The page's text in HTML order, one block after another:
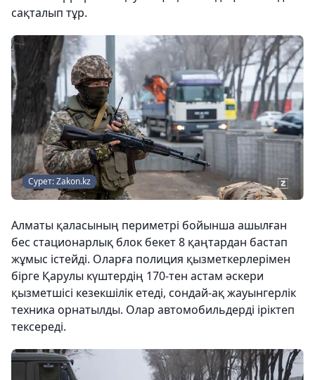
сақталып тұр.
Сурет: Zakon.kz
Алматы қаласының периметрі бойынша ашылған
бес стационарлық блок бекет 8 қаңтардан бастап
жұмыс істейді. Оларға полиция қызметкерлерімен
бірге Қарулы күштердің 170-тен астам әскери
қызметшісі кезекшілік етеді, сондай-ақ жауынгерлік
техника орнатылды. Олар автомобильдерді іріктеп
тексереді.